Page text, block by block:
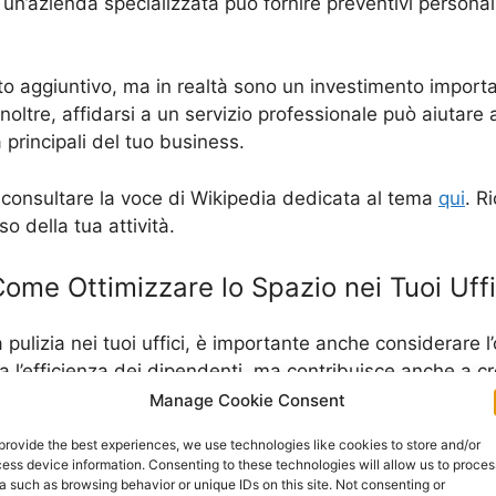
Manage Cookie Consent
the best experiences, we use technologies like cookies to store and/or
device information. Consenting to these technologies will allow us to
such as browsing behavior or unique IDs on this site. Not consenting or
aggiuntivo, ma in realtà sono un investimento
affidarsi a un servizio professionale può
del tuo business.
la voce di Wikipedia dedicata al tema qui.
della tua attività.
Ottimizzare lo Spazio nei Tuoi
nei tuoi uffici, è importante anche considerare
l’efficienza dei dipendenti, ma contribuisce anche a
prima di tutto valutare le tue esigenze e i
considerare l’installazione di scaffali o armadietti.